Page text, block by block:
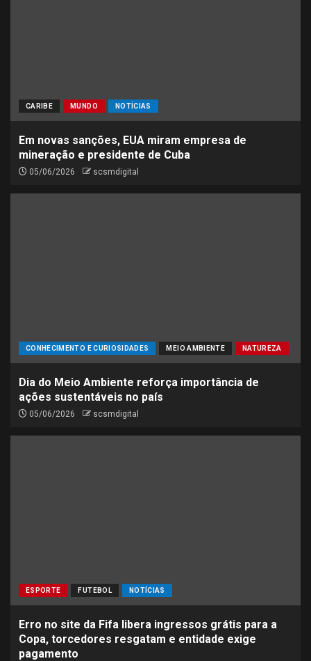
CARIBE MUNDO NOTÍCIAS
Em novas sanções, EUA miram empresa de
mineração e presidente de Cuba
05/06/2026 scsmdigital
CONHECIMENTO E CURIOSIDADES MEIO AMBIENTE NATUREZA
Dia do Meio Ambiente reforça importância de
ações sustentáveis no país
05/06/2026 scsmdigital
ESPORTE FUTEBOL NOTÍCIAS
Erro no site da Fifa libera ingressos grátis para a
Copa, torcedores resgatam e entidade exige
pagamento